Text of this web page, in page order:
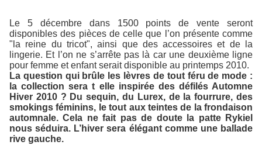
Le 5 décembre dans 1500 points de vente seront
disponibles des pièces de celle que l’on présente comme
"la reine du tricot", ainsi que des accessoires et de la
lingerie. Et l’on ne s’arrête pas là car une deuxième ligne
pour femme et enfant serait disponible au printemps 2010.
La question qui brûle les lèvres de tout féru de mode :
la collection sera t elle inspirée des défilés Automne
Hiver 2010 ? Du sequin, du Lurex, de la fourrure, des
smokings féminins, le tout aux teintes de la frondaison
automnale. Cela ne fait pas de doute la patte Rykiel
nous séduira. L’hiver sera élégant comme une ballade
rive gauche.